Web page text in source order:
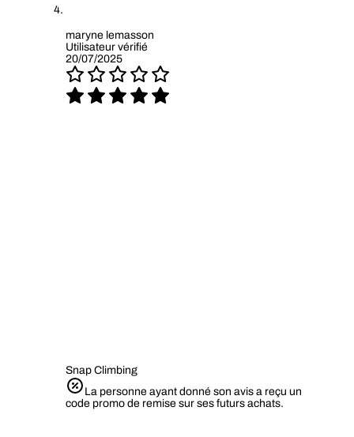
maryne lemasson
Utilisateur vérifié
20/07/2025
Snap Climbing
La personne ayant donné son avis a reçu un
code promo de remise sur ses futurs achats.